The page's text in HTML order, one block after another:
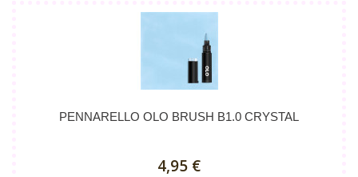
PENNARELLO OLO BRUSH B1.0 CRYSTAL
4,95 €